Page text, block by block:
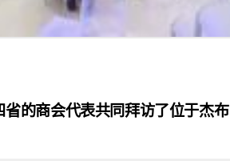
的商会代表共同拜访了位于杰布